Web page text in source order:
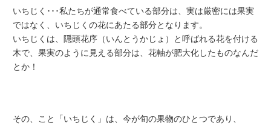
いちじく･･･私たちが通常食べている部分は、実は厳密には果実
ではなく、いちじくの花にあたる部分となります。
いちじくは、隠頭花序（いんとうかじょ）と呼ばれる花を付ける
木で、果実のように見える部分は、花軸が肥大化したものなんだ
とか！
その、こと「いちじく」は、今が旬の果物のひとつであり、